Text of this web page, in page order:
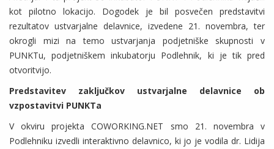
kot pilotno lokacijo. Dogodek je bil posvečen predstavitvi
rezultatov ustvarjalne delavnice, izvedene 21. novembra, ter
okrogli mizi na temo ustvarjanja podjetniške skupnosti v
PUNKTu, podjetniškem inkubatorju Podlehnik, ki je tik pred
otvoritvijo.
Predstavitev zaključkov ustvarjalne delavnice ob
vzpostavitvi PUNKTa
V okviru projekta COWORKING.NET smo 21. novembra v
Podlehniku izvedli interaktivno delavnico, ki jo je vodila dr. Lidija